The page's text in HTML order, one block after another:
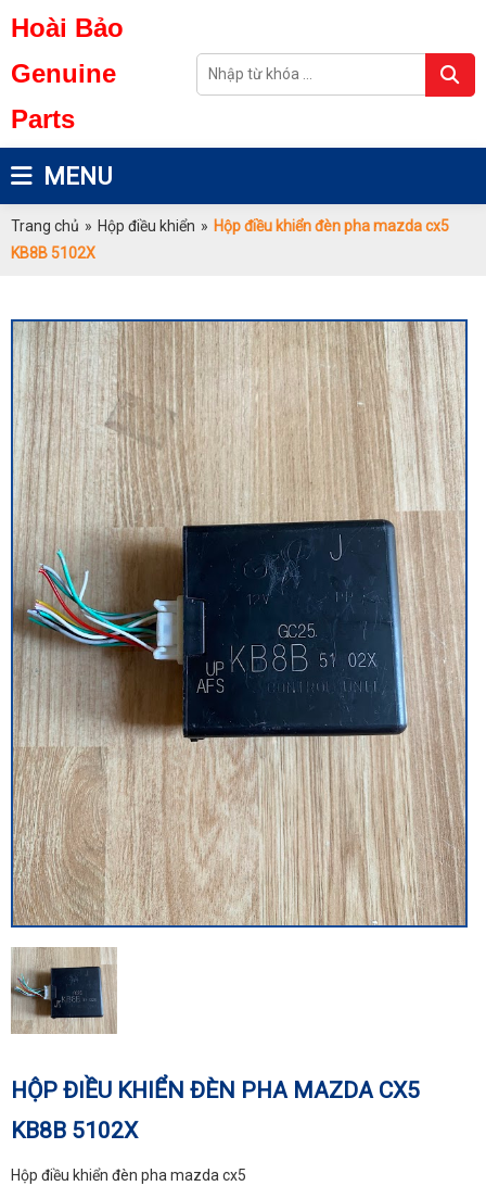
Hoài Bảo
Genuine
Parts
MENU
Trang chủ » Hộp điều khiển » Hộp điều khiển đèn pha mazda cx5
KB8B 5102X
HỘP ĐIỀU KHIỂN ĐÈN PHA MAZDA CX5
KB8B 5102X
Hộp điều khiển đèn pha mazda cx5